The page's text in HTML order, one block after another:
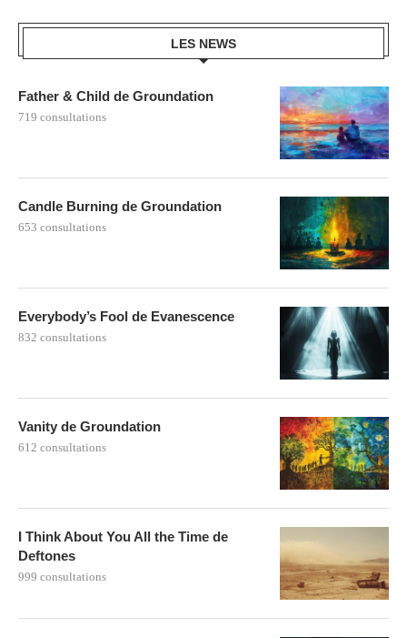
LES NEWS
Father & Child de Groundation
719 consultations
Candle Burning de Groundation
653 consultations
Everybody’s Fool de Evanescence
832 consultations
Vanity de Groundation
612 consultations
I Think About You All the Time de
Deftones
999 consultations